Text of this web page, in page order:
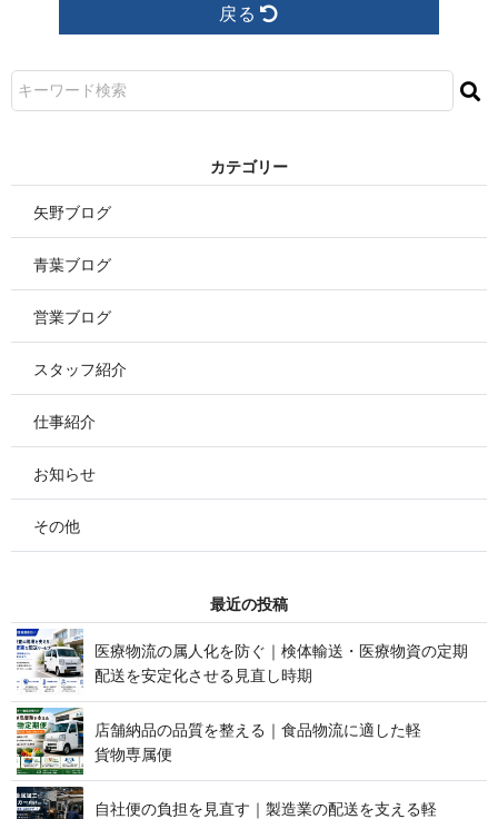
戻る
カ テ ゴ リ ー
矢野ブログ
青葉ブログ
営業ブログ
スタッフ紹介
仕事紹介
お知らせ
その他
最 近 の 投 稿
医療物流の属人化を防ぐ｜検体輸送・医療物資の定期
配送を安定化させる見 直 し 時 期
店舗納品の品質を整える｜食品物流に適した軽
貨 物 専 属 便
自社便の負担を見直す｜製造業の配送を支える軽